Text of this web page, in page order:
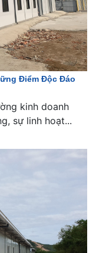
Điểm Độc Đáo
kinh doanh
sự linh hoạt...